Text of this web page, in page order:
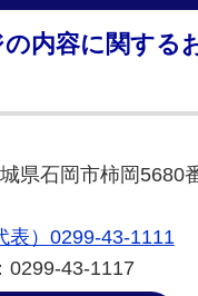
内容に関する
県石岡市柿岡5680
表）0299-43-1111
0299-43-1117